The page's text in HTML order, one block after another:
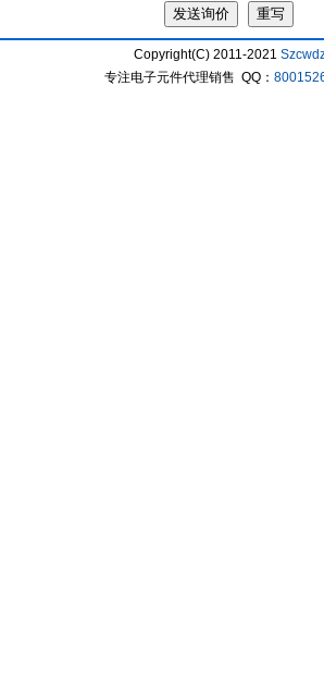
Copyright(C) 2011-2021
专注电子元件代理销售 QQ：